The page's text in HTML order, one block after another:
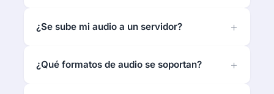
¿Se sube mi audio a un servidor?
¿Qué formatos de audio se soportan?